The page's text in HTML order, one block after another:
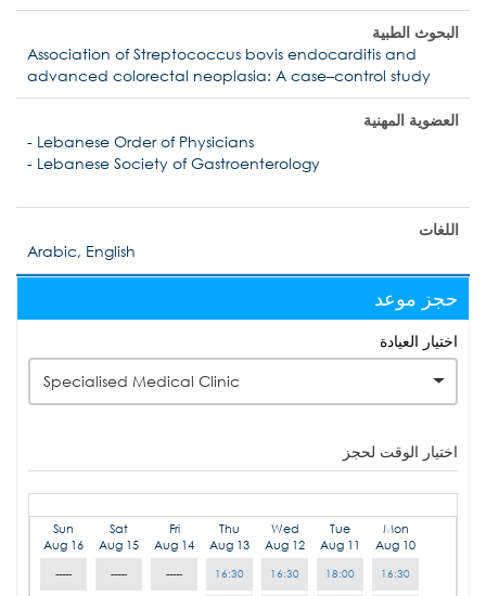
البحوث الطبية
Association of Streptococcus bovis endocarditis and
advanced colorectal neoplasia: A case–control study
العضوية المهنية
- Lebanese Order of Physicians
- Lebanese Society of Gastroenterology
اللغات
Arabic, English
حجز موعد
اختيار العيادة
Specialised Medical Clinic
اختيار الوقت لحجز
Mon
Aug 10
16:30
Tue
Aug 11
18:00
Wed
Aug 12
16:30
Thu
Aug 13
16:30
Fri
Aug 14
-----
Sat
Aug 15
-----
Sun
Aug 16
-----